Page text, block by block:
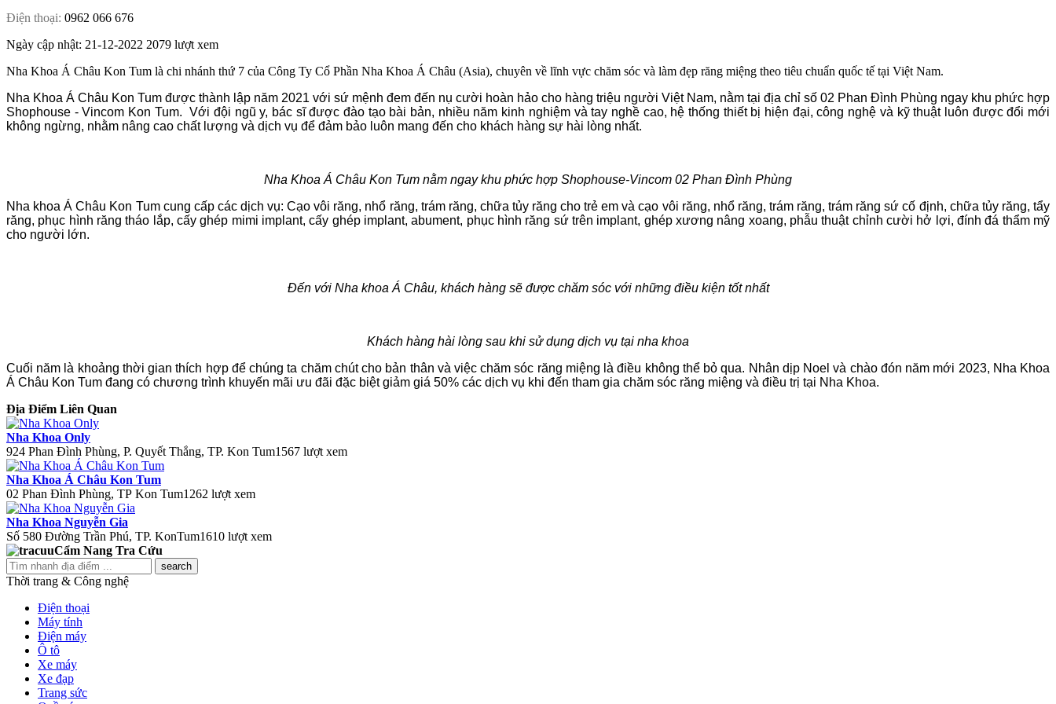
Điện thoại: 0962 066 676
Ngày cập nhật: 21-12-2022 2079 lượt xem
Nha Khoa Á Châu Kon Tum là chi nhánh thứ 7 của Công Ty Cổ Phần Nha Khoa Á Châu (Asia), chuyên về lĩnh vực chăm sóc và làm đẹp răng miệng theo tiêu chuẩn quốc tế tại Việt Nam.
Nha Khoa Á Châu Kon Tum được thành lập năm 2021 với sứ mệnh đem đến nụ cười hoàn hảo cho hàng triệu người Việt Nam, nằm tại địa chỉ số 02 Phan Đình Phùng ngay khu phức hợp
Shophouse - Vincom Kon Tum. Với đội ngũ y, bác sĩ được đào tạo bài bản, nhiều năm kinh nghiệm và tay nghề cao, hệ thống thiết bị hiện đại, công nghệ và kỹ thuật luôn được đổi mới
không ngừng, nhằm nâng cao chất lượng và dịch vụ để đảm bảo luôn mang đến cho khách hàng sự hài lòng nhất.
Nha Khoa Á Châu Kon Tum nằm ngay khu phức hợp Shophouse-Vincom 02 Phan Đình Phùng
Nha khoa Á Châu Kon Tum cung cấp các dịch vụ: Cạo vôi răng, nhổ răng, trám răng, chữa tủy răng cho trẻ em và cạo vôi răng, nhổ răng, trám răng, trám răng sứ cố định, chữa tủy răng, tẩy
răng, phục hình răng tháo lắp, cấy ghép mimi implant, cấy ghép implant, abument, phục hình răng sứ trên implant, ghép xương nâng xoang, phẫu thuật chỉnh cười hở lợi, đính đá thẩm mỹ
cho người lớn.
Đến với Nha khoa Á Châu, khách hàng sẽ được chăm sóc với những điều kiện tốt nhất
Khách hàng hài lòng sau khi sử dụng dịch vụ tại nha khoa
Cuối năm là khoảng thời gian thích hợp để chúng ta chăm chút cho bản thân và việc chăm sóc răng miệng là điều không thể bỏ qua. Nhân dịp Noel và chào đón năm mới 2023, Nha Khoa
Á Châu Kon Tum đang có chương trình khuyến mãi ưu đãi đặc biệt giảm giá 50% các dịch vụ khi đến tham gia chăm sóc răng miệng và điều trị tại Nha Khoa.
Địa Điểm Liên Quan
Nha Khoa Only
924 Phan Đình Phùng, P. Quyết Thắng, TP. Kon Tum1567 lượt xem
Nha Khoa Á Châu Kon Tum
02 Phan Đình Phùng, TP Kon Tum1262 lượt xem
Nha Khoa Nguyễn Gia
Số 580 Đường Trần Phú, TP. KonTum1610 lượt xem
Cẩm Nang Tra Cứu
search
Thời trang & Công nghệ
Điện thoại
Máy tính
Điện máy
Ô tô
Xe máy
Xe đạp
Trang sức